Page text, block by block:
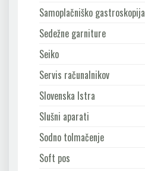
Samoplačniško gastroskopija
Sedežne garniture
Seiko
Servis računalnikov
Slovenska Istra
Slušni aparati
Sodno tolmačenje
Soft pos